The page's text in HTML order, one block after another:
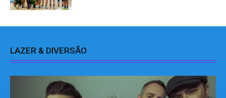
LAZER & DIVERSÃO